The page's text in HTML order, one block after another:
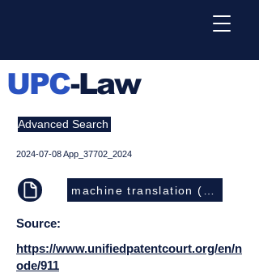
UPC-Law
Advanced Search
2024-07-08App_37702_2024
machine translation (EN)
Source:
https://www.unifiedpatentcourt.org/en/n
ode/911